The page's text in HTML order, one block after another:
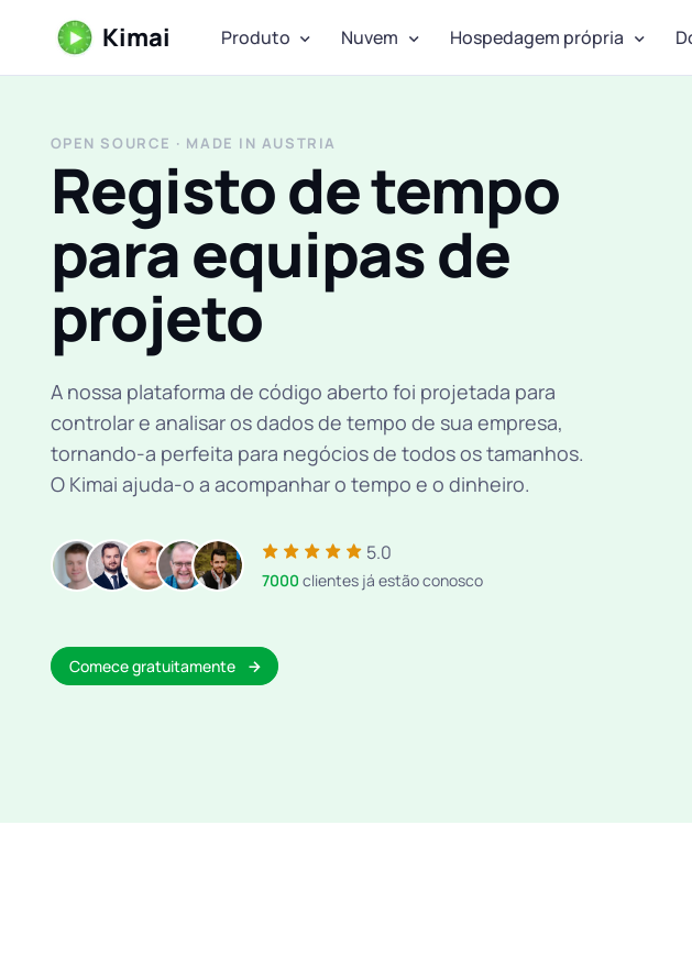
Kimai Produto Nuvem Hospedagem própria
OPEN SOURCE · MADE IN AUSTRIA
Registo de tempo
para equipas de
projeto
A nossa plataforma de código aberto foi projetada para
controlar e analisar os dados de tempo de sua empresa,
tornando-a perfeita para negócios de todos os tamanhos.
O Kimai ajuda-o a acompanhar o tempo e o dinheiro.
5.0
7000 clientes já estão conosco
Comece gratuitamente